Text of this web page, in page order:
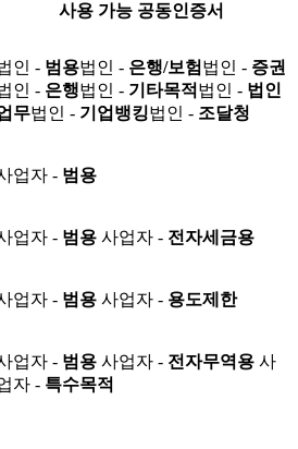
사용 가능 공동인증서
인 - 범용법인 - 은행/보험 법인 - 증권
인 - 은행법인 - 기타목적 법인 - 법인
무법인 - 기업뱅킹법인 - 조달청
업자 - 범용
업자 - 범용 사업자 - 전자세금용
업자 - 범용 사업자 - 용도제한
업자 - 범용 사업자 - 전자무역용 사
자 - 특수목적